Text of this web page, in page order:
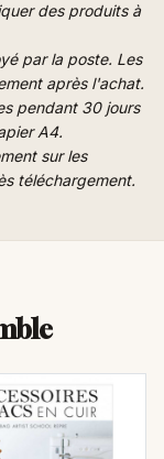
des produits à
par la poste. Les
après l'achat.
pendant 30 jours
A4.
sur les
téléchargement.